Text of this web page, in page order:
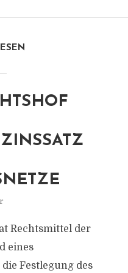
Rechtsmittel der
eines
Festlegung des